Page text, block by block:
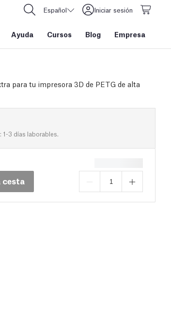
Español Iniciar sesión
Ayuda Cursos Blog Empresa
para tu impresora 3D de PETG de alta
1-3 días laborables.
cesta